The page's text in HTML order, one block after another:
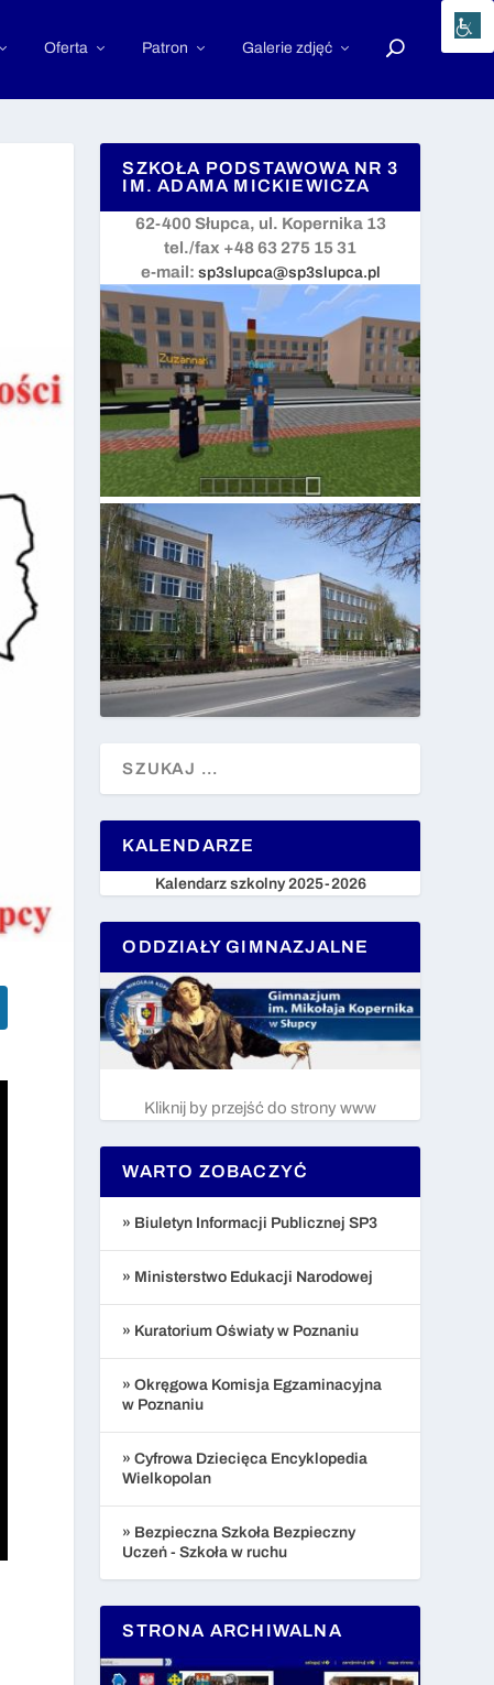
Oferta Patron Galerie zdjęć
SZKOŁA PODSTAWOWA NR 3
IM. ADAMA MICKIEWICZA
62-400 Słupca, ul. Kopernika 13
tel./fax +48 63 275 15 31
e-mail: sp3slupca@sp3slupca.pl
KALENDARZE
Kalendarz szkolny 2025-2026
ODDZIAŁY GIMNAZJALNE
Kliknij by przejść do strony www
WARTO ZOBACZYĆ
» Biuletyn Informacji Publicznej SP3
» Ministerstwo Edukacji Narodowej
» Kuratorium Oświaty w Poznaniu
» Okręgowa Komisja Egzaminacyjna
w Poznaniu
» Cyfrowa Dziecięca Encyklopedia
Wielkopolan
» Bezpieczna Szkoła Bezpieczny
Uczeń - Szkoła w ruchu
STRONA ARCHIWALNA